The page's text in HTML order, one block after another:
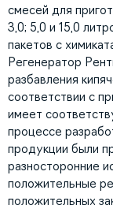
смесей для
3,0; 5,0 и 15,0
пакетов с
Регенератор
разбавления
соответствии с
имеет
процессе
продукции были
разносторонние
положительные
положительных